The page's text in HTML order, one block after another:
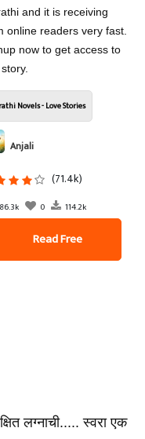
and it is receiving
online readers very fast.
now to get access to
Novels - Love Stories
Anjali
(71.4k)
0 114.2k
Read Free
लग्नाची..... स्वरा एक